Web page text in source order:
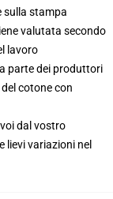
sulla stampa
valutata secondo
lavoro
parte dei produttori
cotone con
dal vostro
lievi variazioni nel